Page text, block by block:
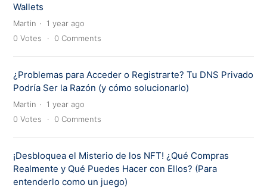
Wallets
Martin
1 year ago
0 Votes 0 Comments
¿Problemas para Acceder o Registrarte? Tu DNS Privado
Podría Ser la Razón (y cómo solucionarlo)
Martin
1 year ago
0 Votes 0 Comments
¡Desbloquea el Misterio de los NFT! ¿Qué Compras
Realmente y Qué Puedes Hacer con Ellos? (Para
entenderlo como un juego)